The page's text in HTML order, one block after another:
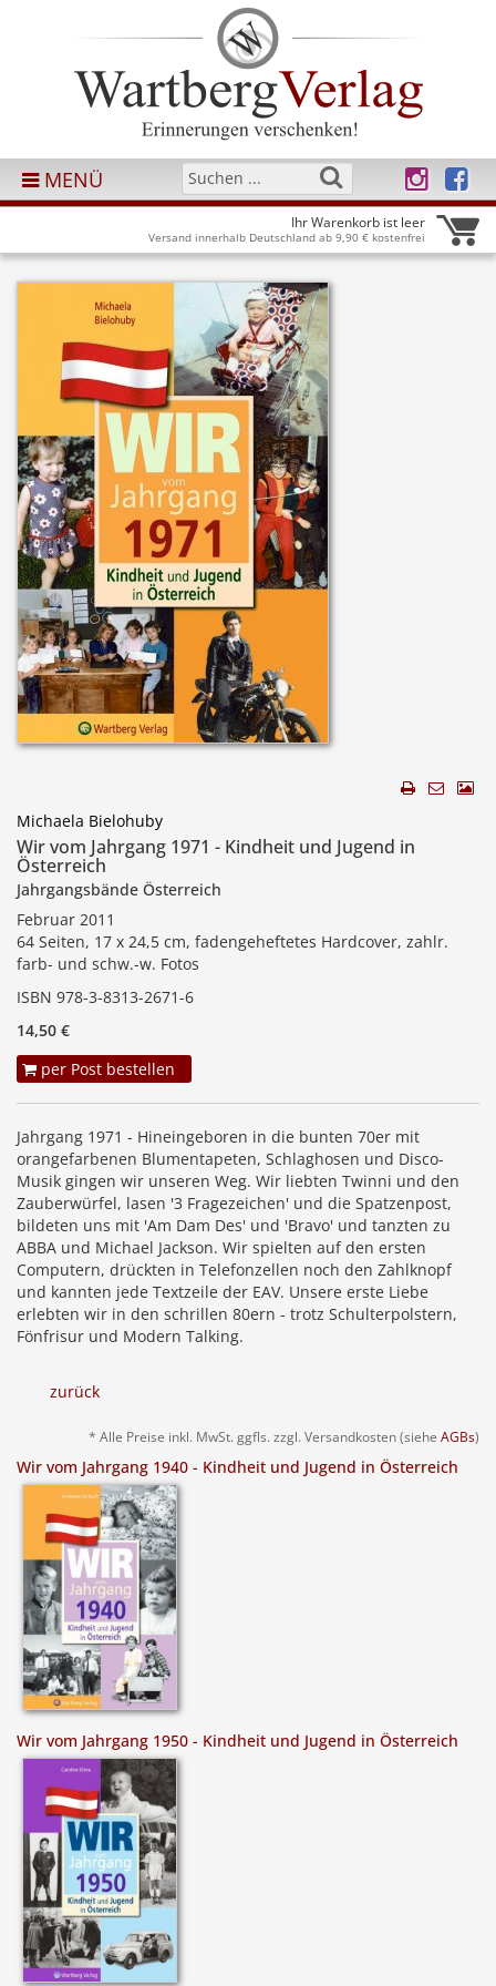
MENÜ
Ihr Warenkorb ist leer
Versand innerhalb Deutschland ab 9,90 € kostenfrei
Michaela Bielohuby
Wir vom Jahrgang 1971 - Kindheit und Jugend in
Österreich
Jahrgangsbände Österreich
Februar 2011
64 Seiten, 17 x 24,5 cm, fadengeheftetes Hardcover, zahlr.
farb- und schw.-w. Fotos
ISBN 978-3-8313-2671-6
14,50 €
per Post bestellen
Jahrgang 1971 - Hineingeboren in die bunten 70er mit
orangefarbenen Blumentapeten, Schlaghosen und Disco-
Musik gingen wir unseren Weg. Wir liebten Twinni und den
Zauberwürfel, lasen '3 Fragezeichen' und die Spatzenpost,
bildeten uns mit 'Am Dam Des' und 'Bravo' und tanzten zu
ABBA und Michael Jackson. Wir spielten auf den ersten
Computern, drückten in Telefonzellen noch den Zahlknopf
und kannten jede Textzeile der EAV. Unsere erste Liebe
erlebten wir in den schrillen 80ern - trotz Schulterpolstern,
Fönfrisur und Modern Talking.
zurück
* Alle Preise inkl. MwSt. ggfls. zzgl. Versandkosten (siehe AGBs)
Wir vom Jahrgang 1940 - Kindheit und Jugend in Österreich
Wir vom Jahrgang 1950 - Kindheit und Jugend in Österreich